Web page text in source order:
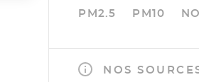
PM2.5 PM10
NOS